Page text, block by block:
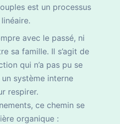
est un processus
avec le passé, ni
sa famille. Il s’agit de
qui n’a pas pu se
système interne
respirer.
ce chemin se
organique :